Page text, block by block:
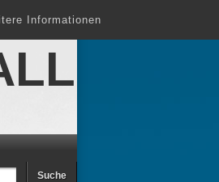
Informationen